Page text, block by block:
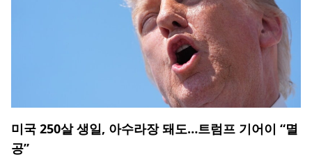
미국 250살 생일, 아수라장 돼도…트럼프 기어이 “멸
공”